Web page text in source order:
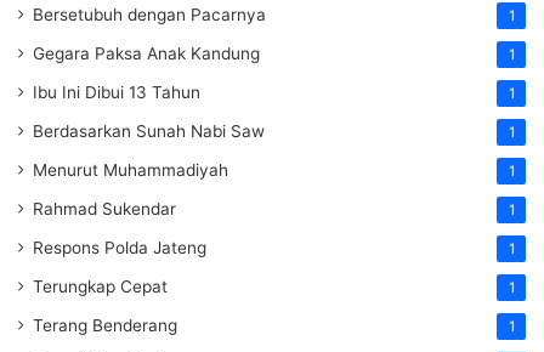
Bersetubuh dengan Pacarnya 1
Gegara Paksa Anak Kandung 1
Ibu Ini Dibui 13 Tahun 1
Berdasarkan Sunah Nabi Saw 1
Menurut Muhammadiyah 1
Rahmad Sukendar 1
Respons Polda Jateng 1
Terungkap Cepat 1
Terang Benderang 1